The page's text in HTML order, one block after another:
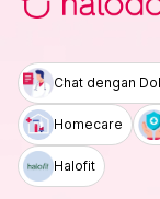
Chat dengan
Homecare
Halofit